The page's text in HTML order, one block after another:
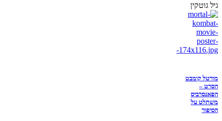
גיל גוטקין
מורטל קומבט
הסרט –
הפאנסרביס
משתלט על
הסיפור